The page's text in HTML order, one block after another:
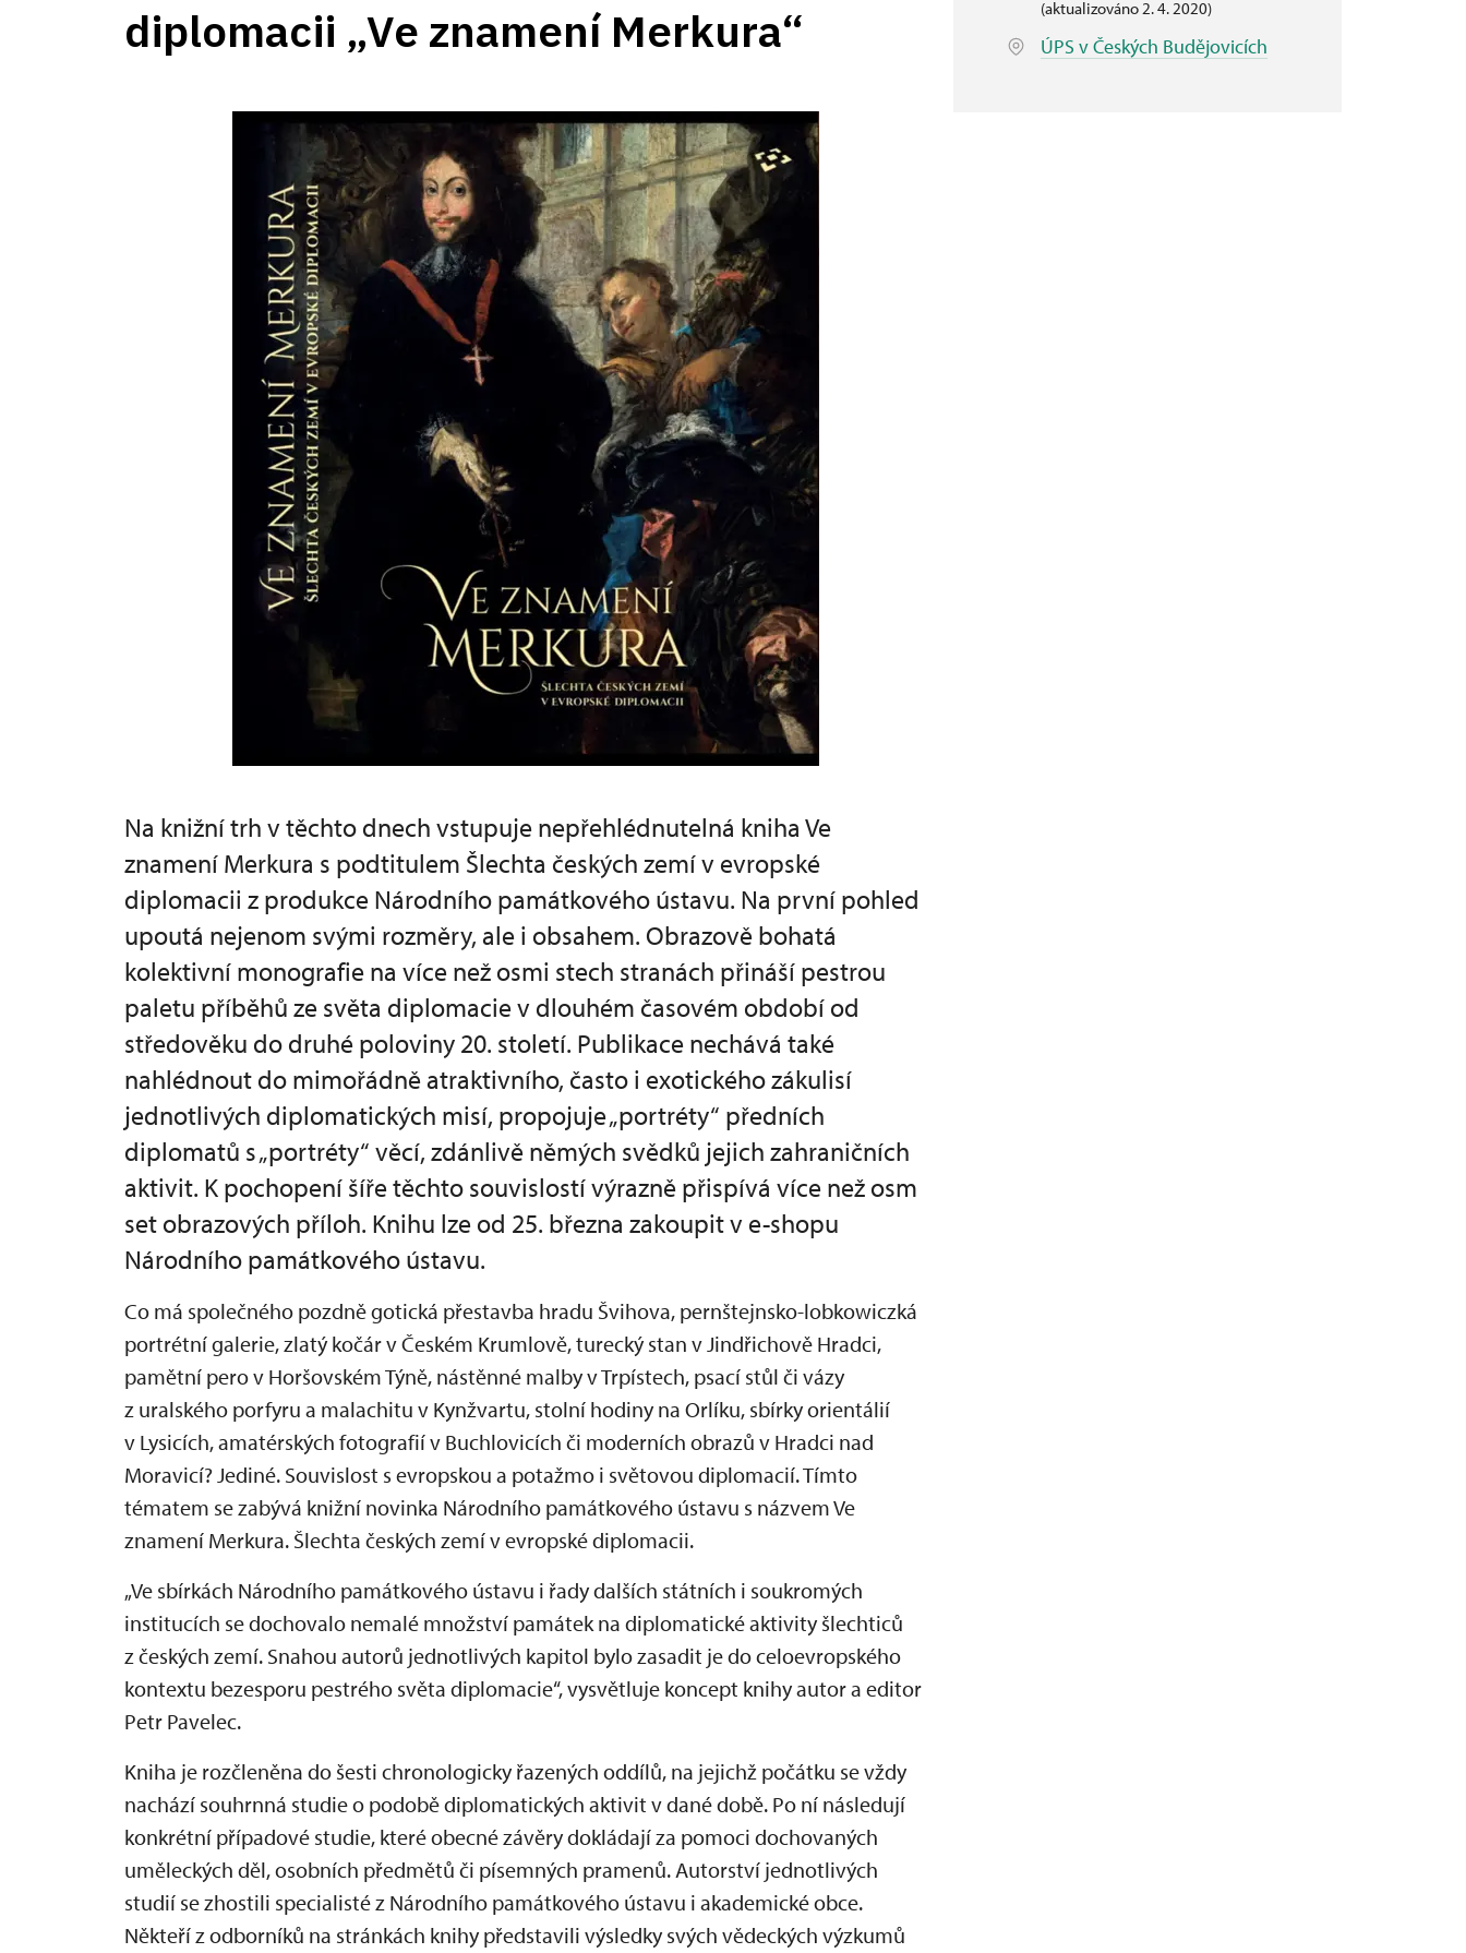
diplomacii „Ve znamení Merkura“
Na knižní trh v těchto dnech vstupuje nepřehlédnutelná kniha Ve
znamení Merkura s podtitulem Šlechta českých zemí v evropské
diplomacii z produkce Národního památkového ústavu. Na první pohled
upoutá nejenom svými rozměry, ale i obsahem. Obrazově bohatá
kolektivní monografie na více než osmi stech stranách přináší pestrou
paletu příběhů ze světa diplomacie v dlouhém časovém období od
středověku do druhé poloviny 20. století. Publikace nechává také
nahlédnout do mimořádně atraktivního, často i exotického zákulisí
jednotlivých diplomatických misí, propojuje „portréty“ předních
diplomatů s „portréty“ věcí, zdánlivě němých svědků jejich zahraničních
aktivit. K pochopení šíře těchto souvislostí výrazně přispívá více než osm
set obrazových příloh. Knihu lze od 25. března zakoupit v e-shopu
Národního památkového ústavu.
Co má společného pozdně gotická přestavba hradu Švihova, pernštejnsko-lobkowiczká
portrétní galerie, zlatý kočár v Českém Krumlově, turecký stan v Jindřichově Hradci,
pamětní pero v Horšovském Týně, nástěnné malby v Trpístech, psací stůl či vázy
z uralského porfyru a malachitu v Kynžvartu, stolní hodiny na Orlíku, sbírky orientálií
v Lysicích, amatérských fotografií v Buchlovicích či moderních obrazů v Hradci nad
Moravicí? Jediné. Souvislost s evropskou a potažmo i světovou diplomacií. Tímto
tématem se zabývá knižní novinka Národního památkového ústavu s názvem Ve
znamení Merkura. Šlechta českých zemí v evropské diplomacii.
„Ve sbírkách Národního památkového ústavu i řady dalších státních i soukromých
institucích se dochovalo nemalé množství památek na diplomatické aktivity šlechticů
z českých zemí. Snahou autorů jednotlivých kapitol bylo zasadit je do celoevropského
kontextu bezesporu pestrého světa diplomacie“, vysvětluje koncept knihy autor a editor
Petr Pavelec.
Kniha je rozčleněna do šesti chronologicky řazených oddílů, na jejichž počátku se vždy
nachází souhrnná studie o podobě diplomatických aktivit v dané době. Po ní následují
konkrétní případové studie, které obecné závěry dokládají za pomoci dochovaných
uměleckých děl, osobních předmětů či písemných pramenů. Autorství jednotlivých
studií se zhostili specialisté z Národního památkového ústavu i akademické obce.
Někteří z odborníků na stránkách knihy představili výsledky svých vědeckých výzkumů
(aktualizováno 2. 4. 2020)
ÚPS v Českých Budějovicích